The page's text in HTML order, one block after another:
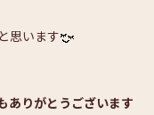
思います
ありがとうございます